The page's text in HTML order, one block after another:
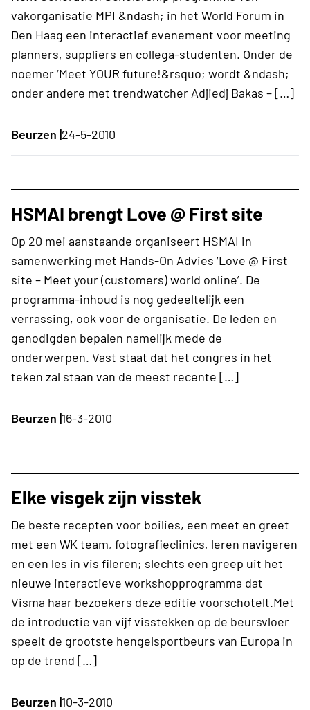
vakorganisatie MPI &ndash; in het World Forum in
Den Haag een interactief evenement voor meeting
planners, suppliers en collega-studenten. Onder de
noemer ‘Meet YOUR future!&rsquo; wordt &ndash;
onder andere met trendwatcher Adjiedj Bakas – […]
Beurzen |24-5-2010
HSMAI brengt Love @ First site
Op 20 mei aanstaande organiseert HSMAI in
samenwerking met Hands-On Advies ‘Love @ First
site – Meet your (customers) world online’. De
programma-inhoud is nog gedeeltelijk een
verrassing, ook voor de organisatie. De leden en
genodigden bepalen namelijk mede de
onderwerpen. Vast staat dat het congres in het
teken zal staan van de meest recente […]
Beurzen |16-3-2010
Elke visgek zijn visstek
De beste recepten voor boilies, een meet en greet
met een WK team, fotografieclinics, leren navigeren
en een les in vis fileren; slechts een greep uit het
nieuwe interactieve workshopprogramma dat
Visma haar bezoekers deze editie voorschotelt.Met
de introductie van vijf visstekken op de beursvloer
speelt de grootste hengelsportbeurs van Europa in
op de trend […]
Beurzen |10-3-2010